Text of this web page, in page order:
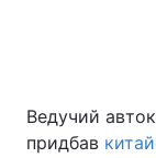
Ведучий
придбав